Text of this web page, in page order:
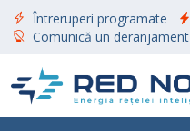
Întreruperi programate
Comunică un deranjament